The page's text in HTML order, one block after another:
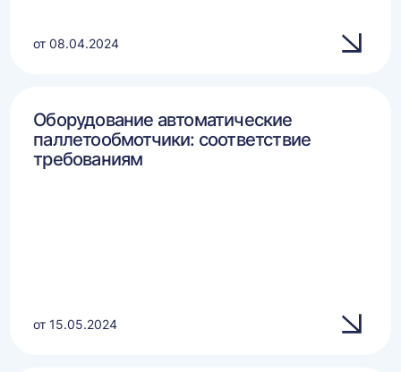
от 08.04.2024
Оборудование автоматические
паллетообмотчики: соответствие
требованиям
от 15.05.2024